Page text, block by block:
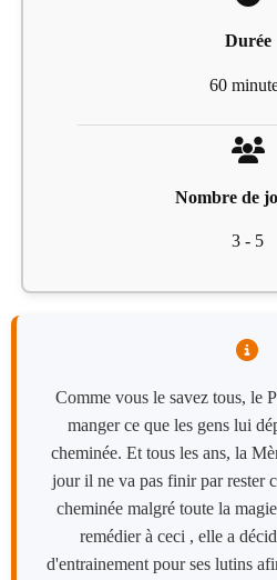
Durée
60
Nombre de
3 - 5
Comme vous le savez tous, le
manger ce que les gens lui
cheminée. Et tous les ans, la
jour il ne va pas finir par rester
cheminée malgré toute la
remédier à ceci , elle a
d'entrainement pour ses lutins